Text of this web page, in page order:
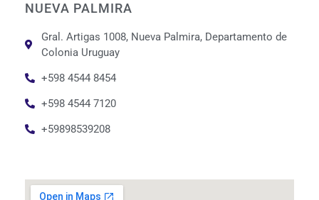
NUEVA PALMIRA
Gral. Artigas 1008, Nueva Palmira, Departamento de
Colonia Uruguay
+598 4544 8454
+598 4544 7120
+59898539208